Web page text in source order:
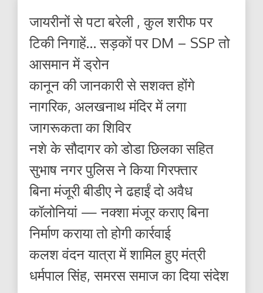
जायरीनों से पटा बरेली , कुल शरीफ पर
टिकी निगाहें… सड़कों पर DM – SSP तो
आसमान में ड्रोन
कानून की जानकारी से सशक्त होंगे
नागरिक, अलखनाथ मंदिर में लगा
जागरूकता का शिविर
नशे के सौदागर को डोडा छिलका सहित
सुभाष नगर पुलिस ने किया गिरफ्तार
बिना मंजूरी बीडीए ने ढहाईं दो अवैध
कॉलोनियां — नक्शा मंजूर कराए बिना
निर्माण कराया तो होगी कार्रवाई
कलश वंदन यात्रा में शामिल हुए मंत्री
धर्मपाल सिंह, समरस समाज का दिया संदेश